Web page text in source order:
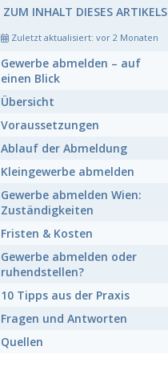
ZUM INHALT DIESES ARTIKELS
Zuletzt aktualisiert: vor 2 Monaten
Gewerbe abmelden – auf
einen Blick
Übersicht
Voraussetzungen
Ablauf der Abmeldung
Kleingewerbe abmelden
Gewerbe abmelden Wien:
Zuständigkeiten
Fristen & Kosten
Gewerbe abmelden oder
ruhendstellen?
10 Tipps aus der Praxis
Fragen und Antworten
Quellen